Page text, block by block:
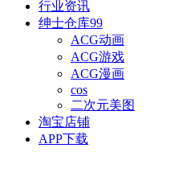
行业资讯
绅士仓库99
ACG动画
ACG游戏
ACG漫画
cos
二次元美图
淘宝店铺
APP下载